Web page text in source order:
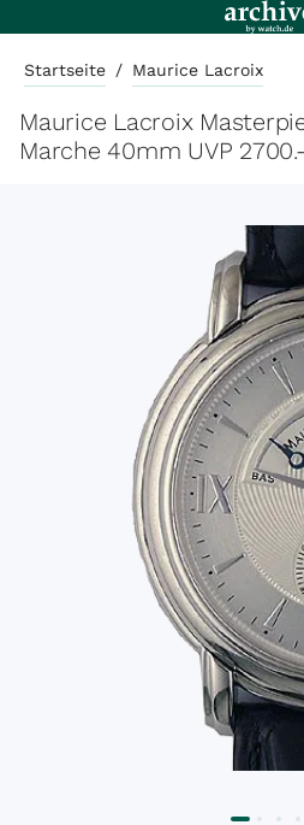
Startseite / Maurice Lacroix
Maurice Lacroix
Marche 40mm UVP